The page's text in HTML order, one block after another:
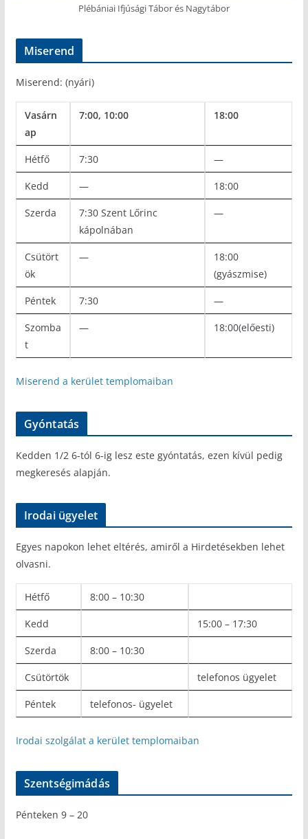
Plébániai Ifjúsági Tábor és Nagytábor
Miserend
Miserend: (nyári)
Vasárn
ap
7:00, 10:00 18:00
Hétfő 7:30 —
Kedd — 18:00
Szerda
7:30 Szent Lőrinc
kápolnában
—
Csütört
ök
—
18:00
(gyászmise)
Péntek 7:30 —
Szomba
t
— 18:00(előesti)
Miserend a kerület templomaiban
Gyóntatás
Kedden 1/2 6-tól 6-ig lesz este gyóntatás, ezen kívül pedig
megkeresés alapján.
Irodai ügyelet
Egyes napokon lehet eltérés, amiről a Hirdetésekben lehet
olvasni.
Hétfő 8:00 – 10:30
Kedd 15:00 – 17:30
Szerda 8:00 – 10:30
Csütörtök telefonos ügyelet
Péntek telefonos- ügyelet
Irodai szolgálat a kerület templomaiban
Szentségimádás
Pénteken 9 – 20